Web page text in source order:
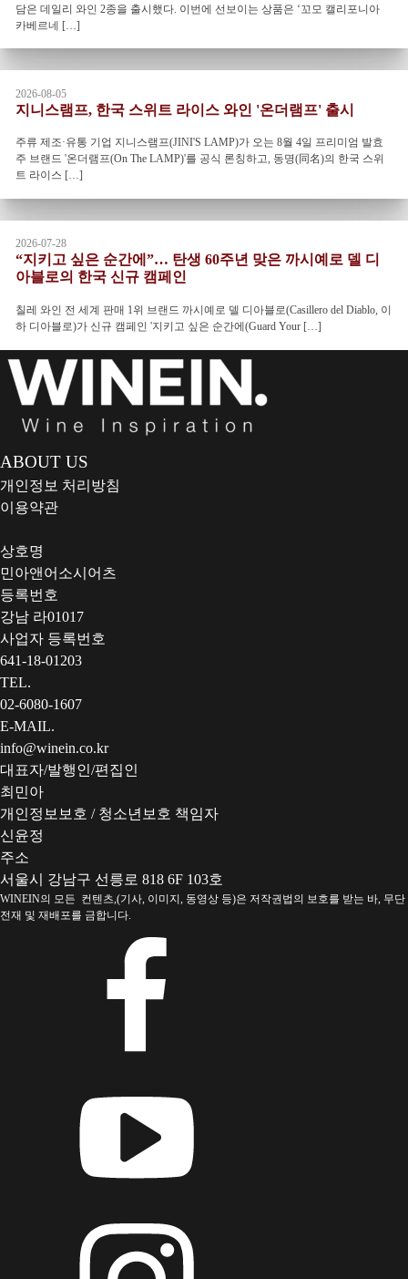
담은 데일리 와인 2종을 출시했다. 이번에 선보이는 상품은 ‘꼬모 캘리포니아
카베르네 […]
2026-08-05
지니스램프, 한국 스위트 라이스 와인 '온더램프' 출시
주류 제조·유통 기업 지니스램프(JINI'S LAMP)가 오는 8월 4일 프리미엄 발효
주 브랜드 '온더램프(On The LAMP)'를 공식 론칭하고, 동명(同名)의 한국 스위
트 라이스 […]
2026-07-28
“지키고 싶은 순간에”… 탄생 60주년 맞은 까시예로 델 디
아블로의 한국 신규 캠페인
칠레 와인 전 세계 판매 1위 브랜드 까시예로 델 디아블로(Casillero del Diablo, 이
하 디아블로)가 신규 캠페인 '지키고 싶은 순간에(Guard Your […]
ABOUT US
개인정보 처리방침
이용약관
상호명
민아앤어소시어츠
등록번호
강남 라01017
사업자 등록번호
641-18-01203
TEL.
02-6080-1607
E-MAIL.
info@winein.co.kr
대표자/발행인/편집인
최민아
개인정보보호 / 청소년보호 책임자
신윤정
주소
서울시 강남구 선릉로 818 6F 103호
WINEIN의 모든 컨텐츠,(기사, 이미지, 동영상 등)은 저작권법의 보호를 받는 바, 무단
전재 및 재배포를 금합니다.